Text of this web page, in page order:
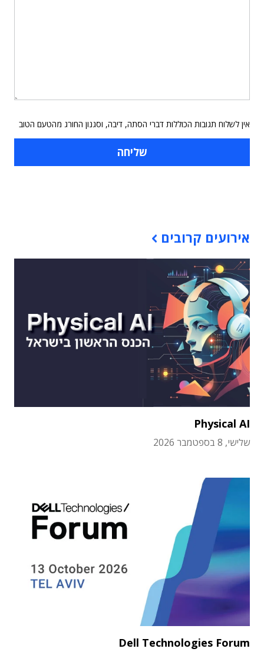
אין לשלוח תגובות הכוללות דברי הסתה, דיבה, וסגנון החורג מהטעם הטוב
אירועים קרובים
Physical AI
שלישי, 8 בספטמבר 2026
Dell Technologies Forum